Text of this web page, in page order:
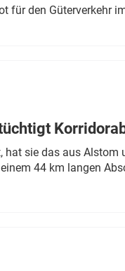
für den Güterverkehr
sie das aus
44 km langen